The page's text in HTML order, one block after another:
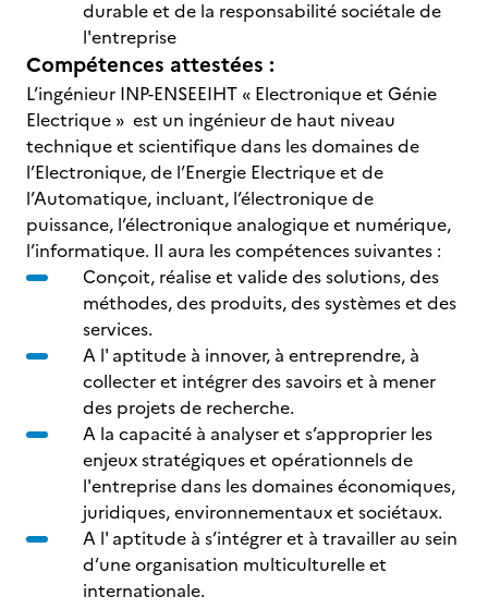
durable et de la responsabilité sociétale de
l'entreprise
Compétences attestées :
L’ingénieur INP-ENSEEIHT « Electronique et Génie
Electrique » est un ingénieur de haut niveau
technique et scientifique dans les domaines de
l’Electronique, de l’Energie Electrique et de
l’Automatique, incluant, l’électronique de
puissance, l’électronique analogique et numérique,
l’informatique. Il aura les compétences suivantes :
Conçoit, réalise et valide des solutions, des
méthodes, des produits, des systèmes et des
services.
A l' aptitude à innover, à entreprendre, à
collecter et intégrer des savoirs et à mener
des projets de recherche.
A la capacité à analyser et s’approprier les
enjeux stratégiques et opérationnels de
l'entreprise dans les domaines économiques,
juridiques, environnementaux et sociétaux.
A l' aptitude à s’intégrer et à travailler au sein
d’une organisation multiculturelle et
internationale.